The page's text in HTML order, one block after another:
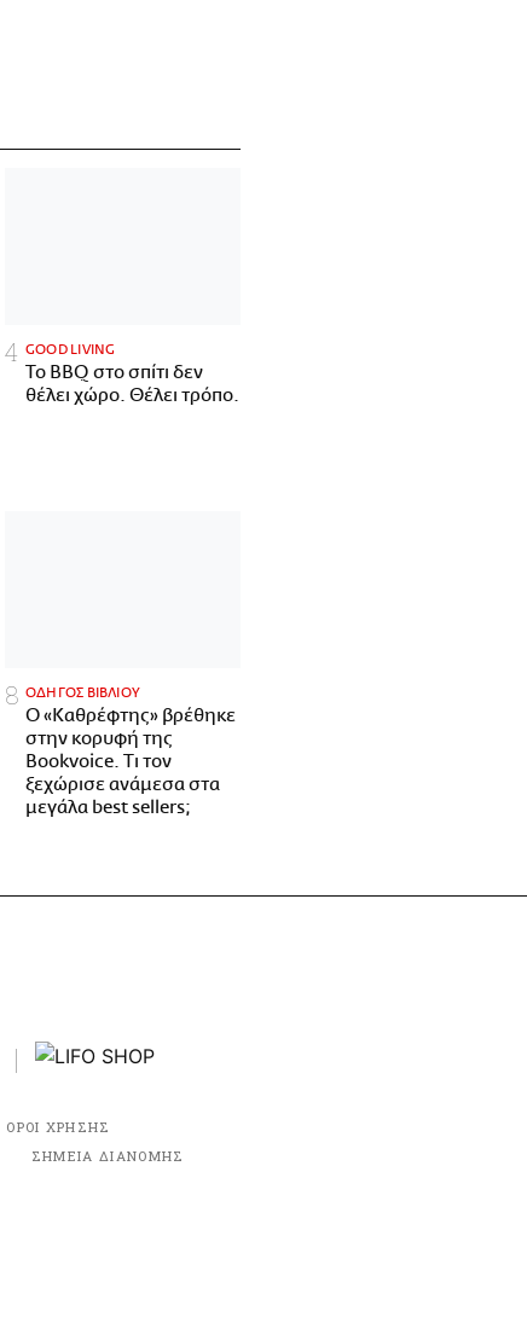
GOOD LIVING
Το BBQ στο σπίτι δεν
θέλει χώρο. Θέλει τρόπο.
ΟΔΗΓΟΣ ΒΙΒΛΙΟΥ
Ο «Καθρέφτης» βρέθηκε
στην κορυφή της
Bookvoice. Τι τον
ξεχώρισε ανάμεσα στα
μεγάλα best sellers;
ΟΡΟΙ ΧΡΗΣΗΣ
ΣΗΜΕΙΑ ΔΙΑΝΟΜΗΣ